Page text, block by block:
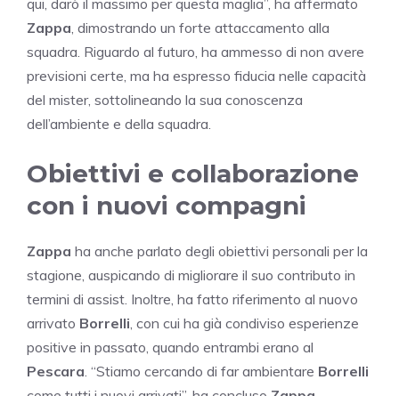
Zappa , dimostrando un forte attaccamento alla
squadra. Riguardo al futuro, ha ammesso di non avere
previsioni certe, ma ha espresso fiducia nelle capacità
del mister, sottolineando la sua conoscenza
dell’ambiente e della squadra.
Obiettivi e collaborazione
con i nuovi compagni
Zappa ha anche parlato degli obiettivi personali per la
stagione, auspicando di migliorare il suo contributo in
termini di assist. Inoltre, ha fatto riferimento al nuovo
arrivato Borrelli , con cui ha già condiviso esperienze
positive in passato, quando entrambi erano al
Pescara . “Stiamo cercando di far ambientare Borrelli